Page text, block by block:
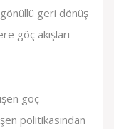
geri dönüş
göç akışları
göç
politikasından